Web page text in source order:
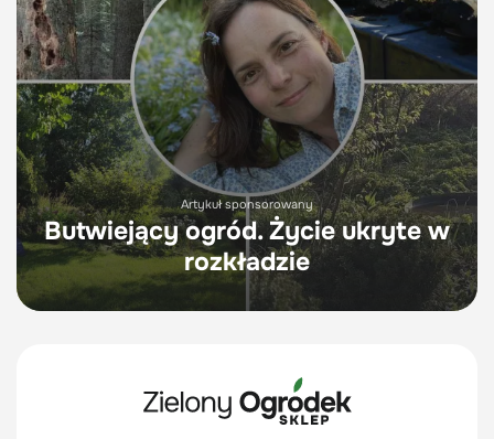
Artykuł sponsorowany
Butwiejący ogród. Życie ukryte w
rozkładzie